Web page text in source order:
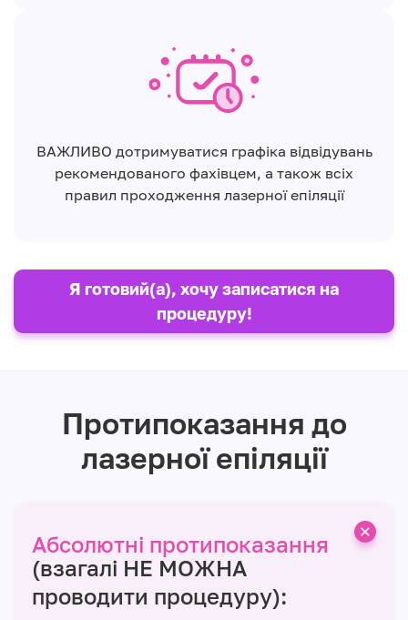
ВАЖЛИВО дотримуватися графіка відвідувань
рекомендованого фахівцем, а також всіх
правил проходження лазерної епіляції
Я готовий(а), хочу записатися на
процедуру!
Протипоказання до
лазерної епіляції
Абсолютні протипоказання
(взагалі НЕ МОЖНА
проводити процедуру):